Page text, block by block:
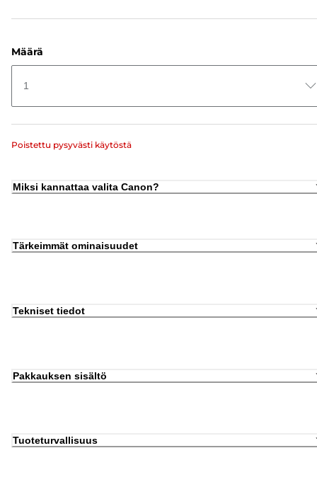
Määrä
1
Poistettu pysyvästi käytöstä
Miksi kannattaa valita Canon?
Tärkeimmät ominaisuudet
Tekniset tiedot
Pakkauksen sisältö
Tuoteturvallisuus